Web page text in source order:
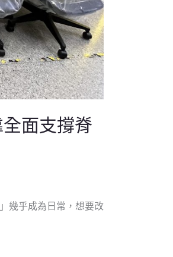
面支撐脊
幾乎成為日常，想要改